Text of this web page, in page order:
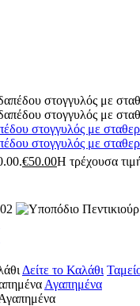
στογγυλός με
στογγυλός με
€50.00Η τρέχουσα
Δείτε το Καλάθι
Αγαπημένα